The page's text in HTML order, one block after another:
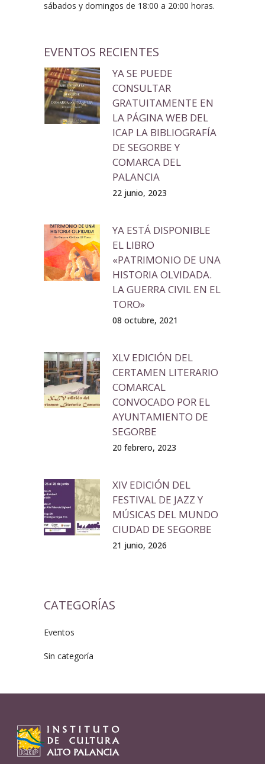
sábados y domingos de 18:00 a 20:00 horas.
EVENTOS RECIENTES
YA SE PUEDE
CONSULTAR
GRATUITAMENTE EN
LA PÁGINA WEB DEL
ICAP LA BIBLIOGRAFÍA
DE SEGORBE Y
COMARCA DEL
PALANCIA
22 junio, 2023
YA ESTÁ DISPONIBLE
EL LIBRO
«PATRIMONIO DE UNA
HISTORIA OLVIDADA.
LA GUERRA CIVIL EN EL
TORO»
08 octubre, 2021
XLV EDICIÓN DEL
CERTAMEN LITERARIO
COMARCAL
CONVOCADO POR EL
AYUNTAMIENTO DE
SEGORBE
20 febrero, 2023
XIV EDICIÓN DEL
FESTIVAL DE JAZZ Y
MÚSICAS DEL MUNDO
CIUDAD DE SEGORBE
21 junio, 2026
CATEGORÍAS
Eventos
Sin categoría